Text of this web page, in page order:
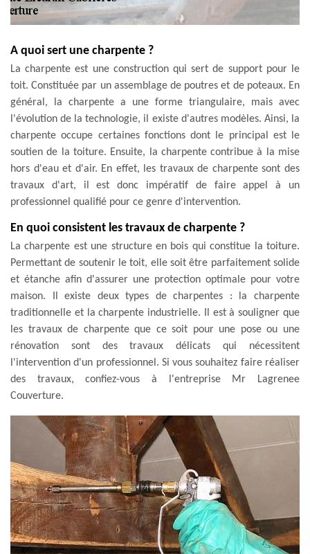
A quoi sert une charpente ?
La charpente est une construction qui sert de support pour le
toit. Constituée par un assemblage de poutres et de poteaux. En
général, la charpente a une forme triangulaire, mais avec
l'évolution de la technologie, il existe d'autres modèles. Ainsi, la
charpente occupe certaines fonctions dont le principal est le
soutien de la toiture. Ensuite, la charpente contribue à la mise
hors d'eau et d'air. En effet, les travaux de charpente sont des
travaux d'art, il est donc impératif de faire appel à un
professionnel qualifié pour ce genre d'intervention.
En quoi consistent les travaux de charpente ?
La charpente est une structure en bois qui constitue la toiture.
Permettant de soutenir le toit, elle soit être parfaitement solide
et étanche afin d'assurer une protection optimale pour votre
maison. Il existe deux types de charpentes : la charpente
traditionnelle et la charpente industrielle. Il est à souligner que
les travaux de charpente que ce soit pour une pose ou une
rénovation sont des travaux délicats qui nécessitent
l'intervention d'un professionnel. Si vous souhaitez faire réaliser
des travaux, confiez-vous à l'entreprise Mr Lagrenee
Couverture.